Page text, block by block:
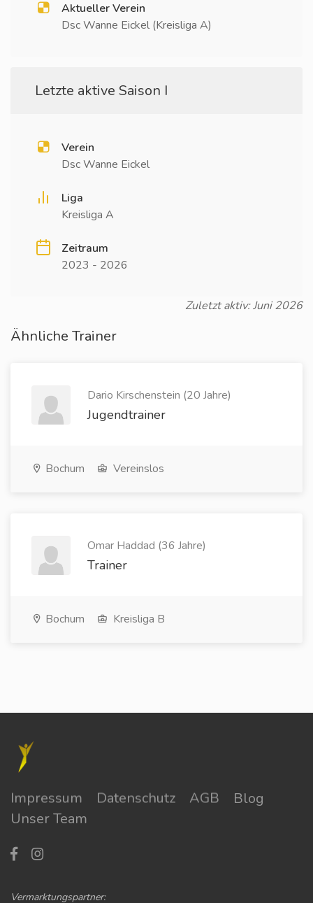
Aktueller Verein
Dsc Wanne Eickel (Kreisliga A)
Letzte aktive Saison I
Verein
Dsc Wanne Eickel
Liga
Kreisliga A
Zeitraum
2023 - 2026
Zuletzt aktiv: Juni 2026
Ähnliche Trainer
Dario Kirschenstein (20 Jahre)
Jugendtrainer
Bochum Vereinslos
Omar Haddad (36 Jahre)
Trainer
Bochum Kreisliga B
Impressum Datenschutz AGB
Blog
Unser Team
Vermarktungspartner: